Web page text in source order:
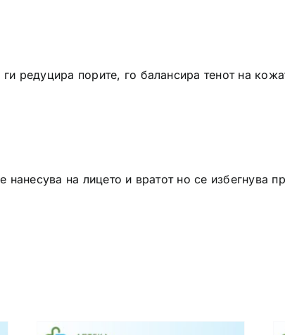
порите, го балансира тенот на
на лицето и вратот но се избегнува